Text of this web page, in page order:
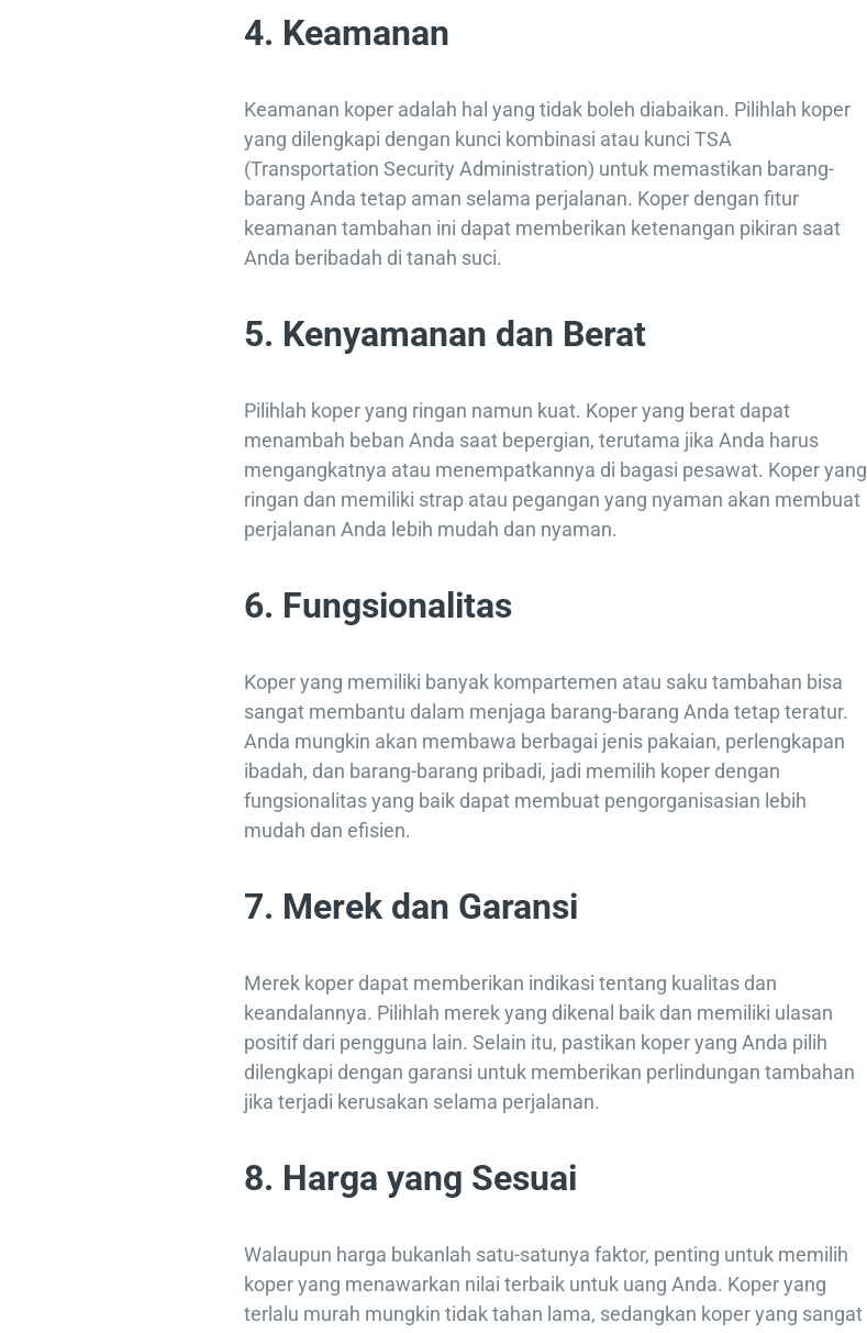
4. Keamanan
Keamanan koper adalah hal yang tidak boleh diabaikan. Pilihlah koper
yang dilengkapi dengan kunci kombinasi atau kunci TSA
(Transportation Security Administration) untuk memastikan barang-
barang Anda tetap aman selama perjalanan. Koper dengan fitur
keamanan tambahan ini dapat memberikan ketenangan pikiran saat
Anda beribadah di tanah suci.
5. Kenyamanan dan Berat
Pilihlah koper yang ringan namun kuat. Koper yang berat dapat
menambah beban Anda saat bepergian, terutama jika Anda harus
mengangkatnya atau menempatkannya di bagasi pesawat. Koper yang
ringan dan memiliki strap atau pegangan yang nyaman akan membuat
perjalanan Anda lebih mudah dan nyaman.
6. Fungsionalitas
Koper yang memiliki banyak kompartemen atau saku tambahan bisa
sangat membantu dalam menjaga barang-barang Anda tetap teratur.
Anda mungkin akan membawa berbagai jenis pakaian, perlengkapan
ibadah, dan barang-barang pribadi, jadi memilih koper dengan
fungsionalitas yang baik dapat membuat pengorganisasian lebih
mudah dan efisien.
7. Merek dan Garansi
Merek koper dapat memberikan indikasi tentang kualitas dan
keandalannya. Pilihlah merek yang dikenal baik dan memiliki ulasan
positif dari pengguna lain. Selain itu, pastikan koper yang Anda pilih
dilengkapi dengan garansi untuk memberikan perlindungan tambahan
jika terjadi kerusakan selama perjalanan.
8. Harga yang Sesuai
Walaupun harga bukanlah satu-satunya faktor, penting untuk memilih
koper yang menawarkan nilai terbaik untuk uang Anda. Koper yang
terlalu murah mungkin tidak tahan lama, sedangkan koper yang sangat